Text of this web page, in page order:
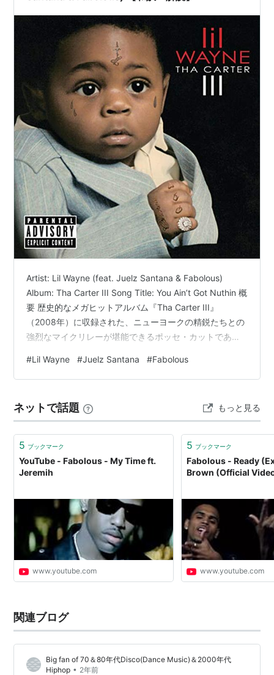
Artist: Lil Wayne (feat. Juelz Santana & Fabolous)
Album: Tha Carter III Song Title: You Ain’t Got Nuthin 概
要 歴史的なメガヒットアルバム『Tha Carter III』
（2008年）に収録された、ニューヨークの精鋭たちとの
強烈なマイクリレーが堪能できるポッセ・カットであ
で重厚なサンプリング・ビートに乗せ、パンチラインの
魔術師ことFabolous、当時Lil Wayneとのコラボアルバム
#Lil Wayne #Juelz Santana #Fabolous
ネットで話題 もっと見る
5 ブックマーク
YouTube - Fabolous - My Time ft.
Jeremih
www.youtube.com
5 ブックマーク
Fabolous - Ready
Brown (Official
www.youtube.com
関連ブログ
Big fan of 70＆80年代Disco(Dance Music)＆2000年代
Hiphop • 2年前